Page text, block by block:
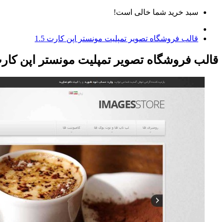
سبد خرید شما خالی است!
قالب فروشگاه تصویر تمپلیت مونستر اپن کارت 1.5
قالب فروشگاه تصویر تمپلیت مونستر اپن کارت